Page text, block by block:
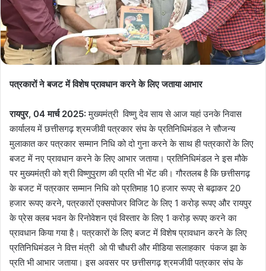
पत्रकारों ने बजट में विशेष प्रावधान करने के लिए जताया आभार
रायपुर, 04 मार्च 2025:मुख्यमंत्री विष्णु देव साय से आज यहां उनके निवास
कार्यालय में छत्तीसगढ़ श्रमजीवी पत्रकार संघ के प्रतिनिधिमंडल ने सौजन्य
मुलाकात कर पत्रकार सम्मान निधि को दो गुना करने के साथ ही पत्रकारों के लिए
बजट में नए प्रावधान करने के लिए आभार जताया। प्रतिनिधिमंडल ने इस मौके
पर मुख्यमंत्री को श्री विष्णुपुराण की प्रति भी भेंट की। गौरतलब है कि छत्तीसगढ़
के बजट में पत्रकार सम्मान निधि को प्रतिमाह 10 हजार रूपए से बढ़ाकर 20
हजार रूपए करने, पत्रकारों एक्सपोजर विजिट के लिए 1 करोड़ रूपए और रायपुर
के प्रेस क्लब भवन के रिनोवेशन एवं विस्तार के लिए 1 करोड़ रूपए करने का
प्रावधान किया गया है। पत्रकारों के लिए बजट में विशेष प्रावधान करने के लिए
प्रतिनिधिमंडल ने वित्त मंत्री ओ पी चौधरी और मीडिया सलाहकार पंकज झा के
प्रति भी आभार जताया। इस अवसर पर छत्तीसगढ़ श्रमजीवी पत्रकार संघ के